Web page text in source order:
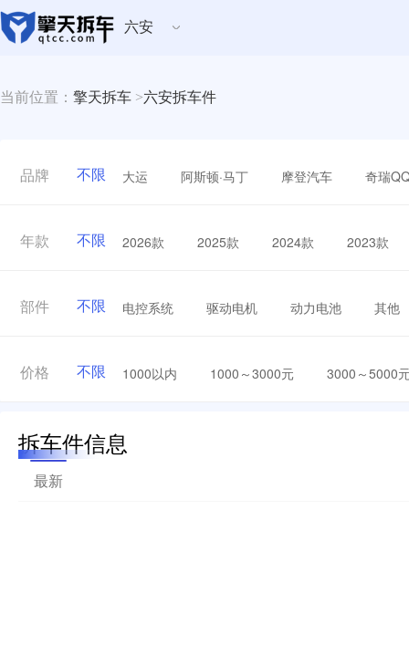
六安
当前位置： 擎天拆车 >六安拆车件
品牌 不限 大运 阿斯顿·马丁 摩登汽车 奇瑞
年款 不限 2026款 2025款 2024款 2023款
部件 不限 电控系统 驱动电机 动力电池 其他
价格 不限 1000以内 1000～3000元 3000～5000
拆车件信息
最新